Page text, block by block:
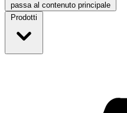
passa al contenuto principale
Prodotti